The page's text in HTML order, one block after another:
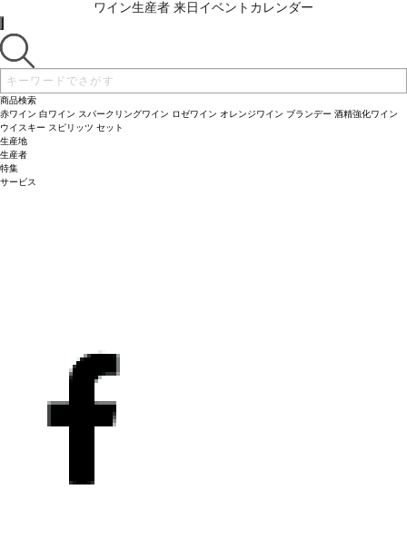
ワイン生産者 来日イベントカレンダー
商品検索
赤ワイン 白ワイン スパークリングワイン ロゼワイン オレンジワイン ブランデー 酒精強化ワイン
ウイスキー スピリッツ セット
生産地
生産者
特集
サービス